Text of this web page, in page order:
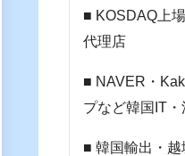
■ KOSDAQ上
代理店
■ NAVER・
プなど韓国IT
■ 韓国輸出・